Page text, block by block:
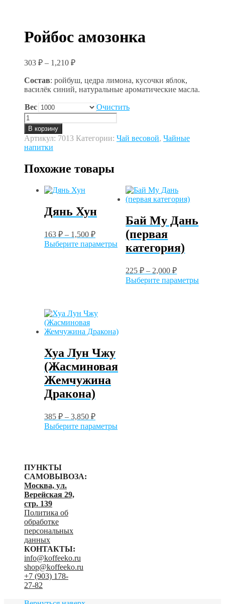
Ройбос амозонка
303 ₽ – 1,210 ₽
Состав: ройбуш, цедра лимона, кусочки яблок,
василёк синий, натуральные ароматические масла.
Вес
Очистить
Количество
товара
Ройбос
амозонка
В корзину
Артикул: 7013 Категории: Чай весовой, Чайные
напитки
Похожие товары
Дянь Хун
163 ₽ – 1,500 ₽
Выберите параметрыЭтот
товар
несколько
вариаций.
товара.
Бай Му Дань
(первая
категория)
225₽ – 2,000₽
Выберите параметрыЭтот
Хуа Лун Чжу
(Жасминовая
Жемчужина
Дракона)
385 ₽ – 3,850 ₽
Выберите параметрыЭтот
ПУНКТЫ
САМОВЫВОЗА:
Москва, ул.
Верейская 29,
стр. 139
Политика об
обработке
персональных
данных
КОНТАКТЫ:
info@koffeeko.ru
shop@koffeeko.ru
‬+7 (903) 178-
27-82